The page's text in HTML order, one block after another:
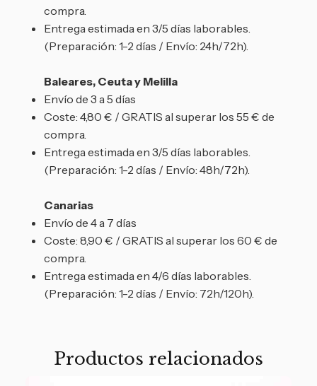
compra.
Entrega estimada en 3/5 días laborables.
(Preparación: 1-2 días / Envío: 24h/72h).
Baleares, Ceuta y Melilla
Envío de 3 a 5 días
Coste: 4,80 € / GRATIS al superar los 55 € de
compra.
Entrega estimada en 3/5 días laborables.
(Preparación: 1-2 días / Envío: 48h/72h).
Canarias
Envío de 4 a 7 días
Coste: 8,90 € / GRATIS al superar los 60 € de
compra.
Entrega estimada en 4/6 días laborables.
(Preparación: 1-2 días / Envío: 72h/120h).
Productos relacionados